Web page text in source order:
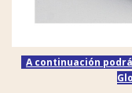
A continuación